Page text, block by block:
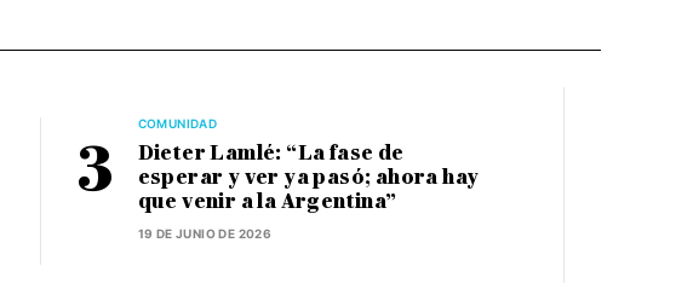
COMUNIDAD
Dieter Lamlé: “La fase de
esperar y ver ya pasó; ahora hay
que venir a la Argentina”
19 DE JUNIO DE 2026